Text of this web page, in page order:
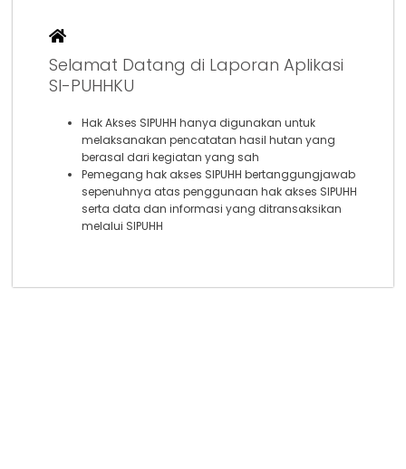
Selamat Datang di Laporan Aplikasi
SI-PUHHKU
Hak Akses SIPUHH hanya digunakan untuk
melaksanakan pencatatan hasil hutan yang
berasal dari kegiatan yang sah
Pemegang hak akses SIPUHH bertanggungjawab
sepenuhnya atas penggunaan hak akses SIPUHH
serta data dan informasi yang ditransaksikan
melalui SIPUHH